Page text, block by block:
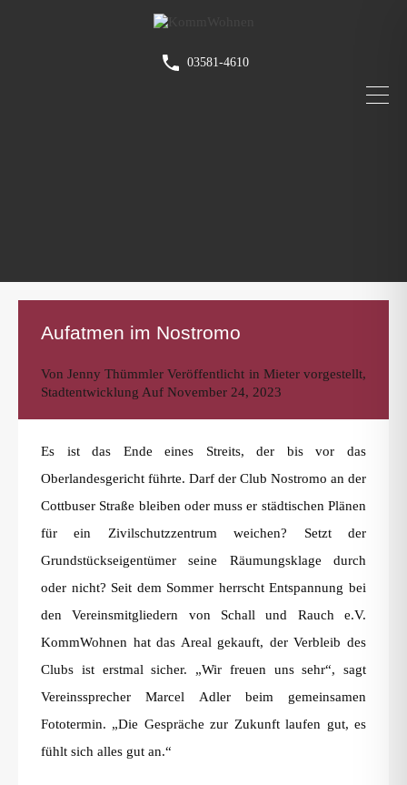
03581-4610
Aufatmen im Nostromo
VonJenny Thümmler Veröffentlicht in Mieter vorgestellt,
Stadtentwicklung Auf November 24, 2023
Es ist das Ende eines Streits, der bis vor das
Oberlandesgericht führte. Darf der Club Nostromo an der
Cottbuser Straße bleiben oder muss er städtischen Plänen
für ein Zivilschutzzentrum weichen? Setzt der
Grundstückseigentümer seine Räumungsklage durch
oder nicht? Seit dem Sommer herrscht Entspannung bei
den Vereinsmitgliedern von Schall und Rauch e.V.
KommWohnen hat das Areal gekauft, der Verbleib des
Clubs ist erstmal sicher. „Wir freuen uns sehr“, sagt
Vereinssprecher Marcel Adler beim gemeinsamen
Fototermin. „Die Gespräche zur Zukunft laufen gut, es
fühlt sich alles gut an.“